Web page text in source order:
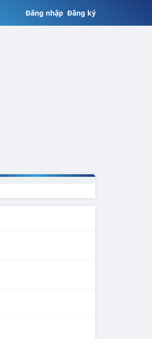
Đăng nhập|Đăng ký